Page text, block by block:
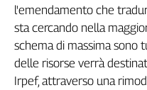
Cerca
Contatti
l'emendamento che
sta cercando nella
schema di massima sono
delle risorse verrà
Irpef, attraverso una